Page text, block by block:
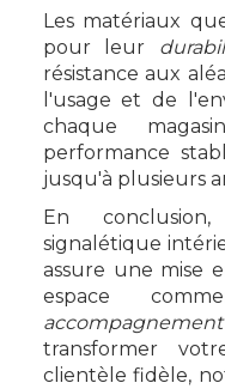
Les matériaux
pour leur
résistance aux
l'usage et de
chaque
performance
jusqu'à plusieurs
En
signalétique
assure une mise
espace
transformer
clientèle fidèle,